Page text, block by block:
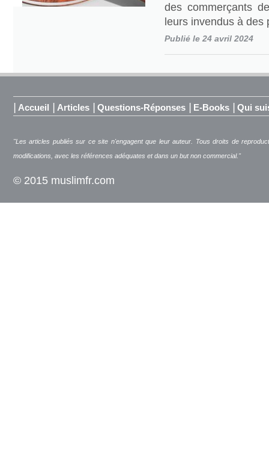
des commerçants
leurs invendus à
Publié le 24 avril 2024
Accueil Articles Questions-Réponses E-Books Qui
"Les articles publiés sur ce site n'engagent que leur auteur. Tous droits de
modifications, avec les références adéquates et dans un but non commercial."
© 2015 muslimfr.com